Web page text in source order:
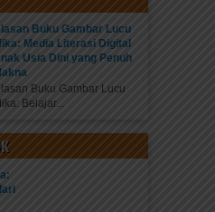
Buku Gambar Lucu
Media Literasi Digital
Usia Dini yang Penuh
Buku Gambar Lucu
Belajar...